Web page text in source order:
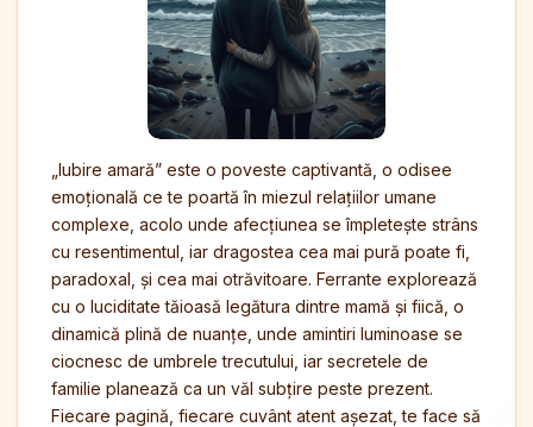
„Iubire amară” este o poveste captivantă, o odisee
emoțională ce te poartă în miezul relațiilor umane
complexe, acolo unde afecțiunea se împletește strâns
cu resentimentul, iar dragostea cea mai pură poate fi,
paradoxal, și cea mai otrăvitoare. Ferrante explorează
cu o luciditate tăioasă legătura dintre mamă și fiică, o
dinamică plină de nuanțe, unde amintiri luminoase se
ciocnesc de umbrele trecutului, iar secretele de
familie planează ca un văl subțire peste prezent.
Fiecare pagină, fiecare cuvânt atent așezat, te face să